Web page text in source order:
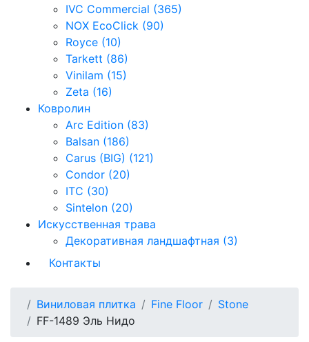
IVC Commercial (365)
NOX EcoClick (90)
Royce (10)
Tarkett (86)
Vinilam (15)
Zeta (16)
Ковролин
Arc Edition (83)
Balsan (186)
Carus (BIG) (121)
Condor (20)
ITC (30)
Sintelon (20)
Искусственная трава
Декоративная ландшафтная (3)
Контакты
Виниловая плитка Fine Floor
Stone
FF-1489 Эль Нидо